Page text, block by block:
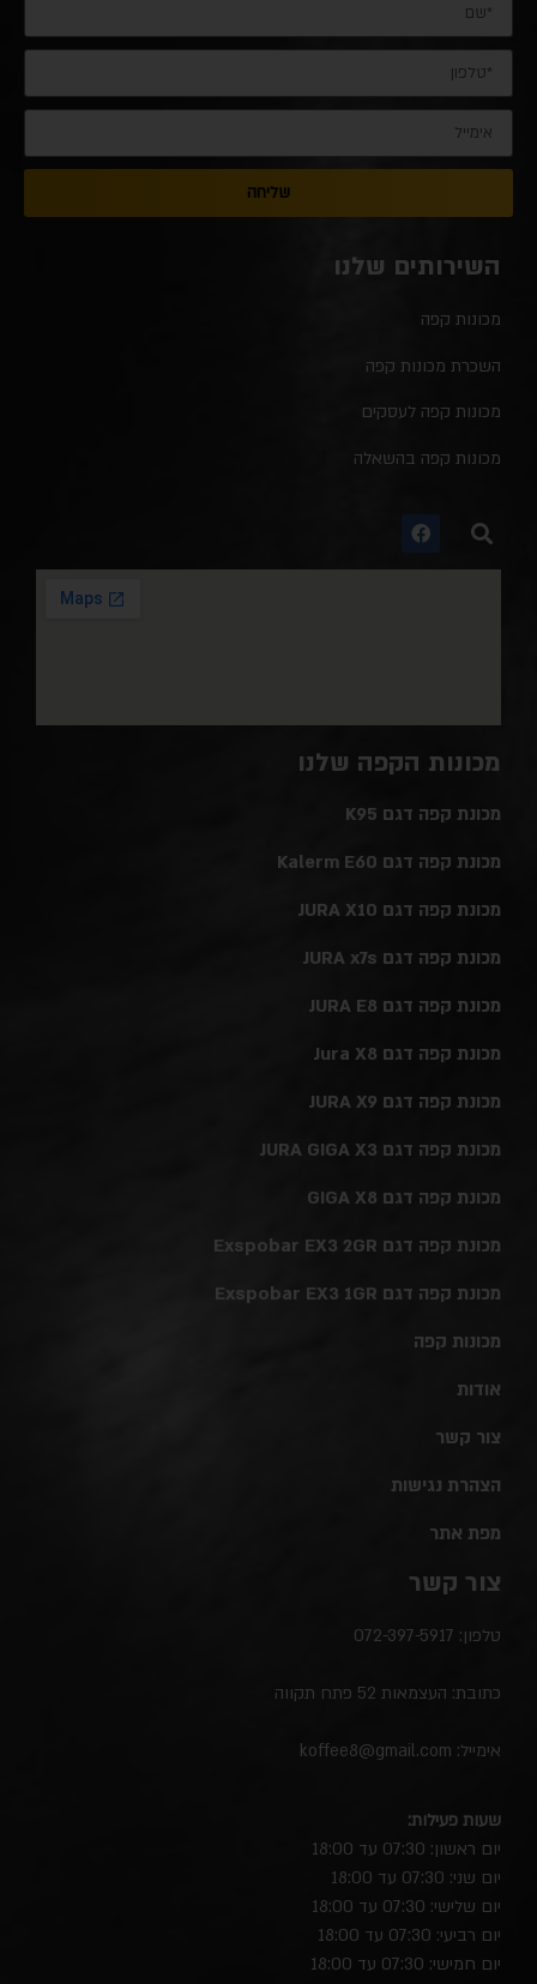
שליחה
השירותים שלנו
מכונות קפה
השכרת מכונות קפה
מכונות קפה לעסקים
מכונות קפה בהשאלה
מכונות הקפה שלנו
מכונת קפה דגם K95
מכונת קפה דגם Kalerm E60
מכונת קפה דגם JURA X10
מכונת קפה דגם JURA x7s
מכונת קפה דגם JURA E8
מכונת קפה דגם Jura X8
מכונת קפה דגם JURA X9
מכונת קפה דגם JURA GIGA X3
מכונת קפה דגם GIGA X8
מכונת קפה דגם Exspobar EX3 2GR
מכונת קפה דגם Exspobar EX3 1GR
מכונות קפה
אודות
צור קשר
הצהרת נגישות
מפת אתר
צור קשר
טלפון: 072-397-5917
כתובת: העצמאות 52 פתח תקווה
אימייל: koffee8@gmail.com
שעות פעילות:
יום ראשון: 07:30 עד 18:00
יום שני: 07:30 עד 18:00
יום שלישי: 07:30 עד 18:00
יום רביעי: 07:30 עד 18:00
יום חמישי: 07:30 עד 18:00